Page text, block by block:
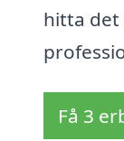
hitta det
Få 3